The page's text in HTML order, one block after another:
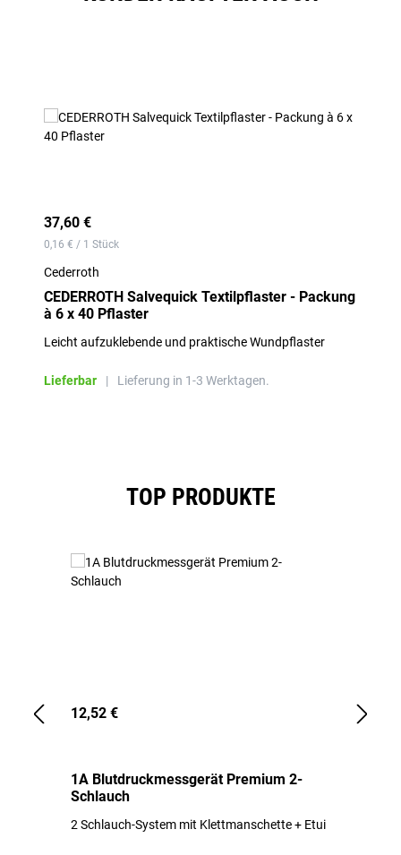
37,60 €
0,16 € / 1 Stück
Cederroth
CEDERROTH Salvequick Textilpflaster - Packung
à 6 x 40 Pflaster
Leicht aufzuklebende und praktische Wundpflaster
Lieferbar | Lieferung in 1-3 Werktagen.
TOP PRODUKTE
12,52 €
1A Blutdruckmessgerät Premium 2-
Schlauch
2 Schlauch-System mit Klettmanschette + Etui